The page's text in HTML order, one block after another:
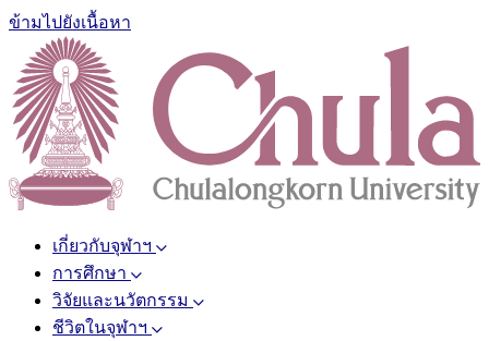
ข้ามไปยังเนื้อหา
เกี่ยวกับจุฬาฯ
การศึกษา
วิจัยและนวัตกรรม
ชีวิตในจุฬาฯ